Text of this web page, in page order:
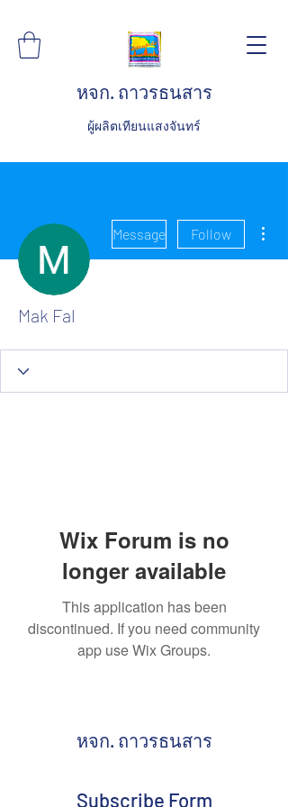
หจก. ถาวรธนสาร
ผู้ผลิตเทียนแสงจันทร์
Message Follow
Mak Fal
Wix Forum is no
longer available
This application has been
discontinued. If you need community
app use Wix Groups.
หจก. ถาวรธนสาร
Subscribe Form